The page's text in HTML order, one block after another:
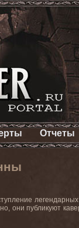
Отчеты
они публикуют